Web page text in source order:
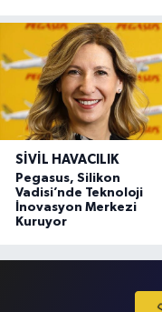
SIVIL HAVACILIK
Pegasus, Silikon
Vadisi’nde Teknoloji
İnovasyon Merkezi
Kuruyor